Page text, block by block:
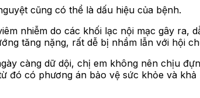
cũng có thể là dấu hiệu của bệnh.
nhiễm do các khối lạc nội mạc gây ra,
tăng nặng, rất dễ bị nhầm lẫn với hội
càng dữ dội, chị em không nên chịu
có phương án bảo vệ sức khỏe và